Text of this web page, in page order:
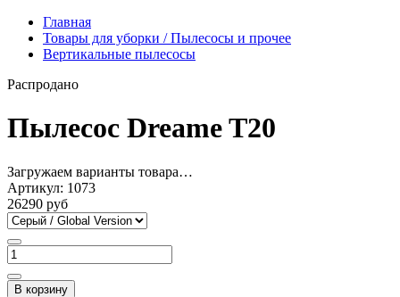
Главная
Товары для уборки / Пылесосы и прочее
Вертикальные пылесосы
Распродано
Пылесос Dreame T20
Загружаем варианты товара…
Артикул: 1073
26290 руб
В корзину